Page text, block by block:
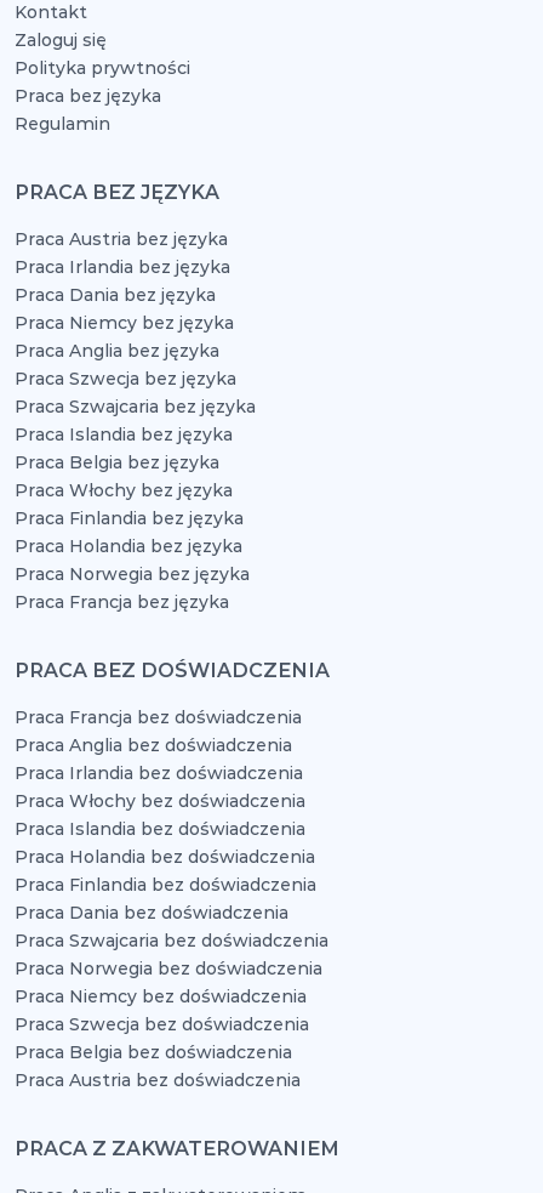
Kontakt
Zaloguj się
Polityka prywtności
Praca bez języka
Regulamin
PRACA BEZ JĘZYKA
Praca Austria bez języka
Praca Irlandia bez języka
Praca Dania bez języka
Praca Niemcy bez języka
Praca Anglia bez języka
Praca Szwecja bez języka
Praca Szwajcaria bez języka
Praca Islandia bez języka
Praca Belgia bez języka
Praca Włochy bez języka
Praca Finlandia bez języka
Praca Holandia bez języka
Praca Norwegia bez języka
Praca Francja bez języka
PRACA BEZ DOŚWIADCZENIA
Praca Francja bez doświadczenia
Praca Anglia bez doświadczenia
Praca Irlandia bez doświadczenia
Praca Włochy bez doświadczenia
Praca Islandia bez doświadczenia
Praca Holandia bez doświadczenia
Praca Finlandia bez doświadczenia
Praca Dania bez doświadczenia
Praca Szwajcaria bez doświadczenia
Praca Norwegia bez doświadczenia
Praca Niemcy bez doświadczenia
Praca Szwecja bez doświadczenia
Praca Belgia bez doświadczenia
Praca Austria bez doświadczenia
PRACA Z ZAKWATEROWANIEM